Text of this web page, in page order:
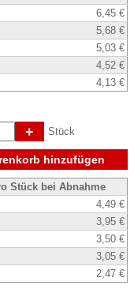
6,45 €
5,68 €
5,03 €
4,52 €
4,13 €
+ Stück
hinzufügen
Stück bei Abnahme
4,49 €
3,95 €
3,50 €
3,05 €
2,47 €